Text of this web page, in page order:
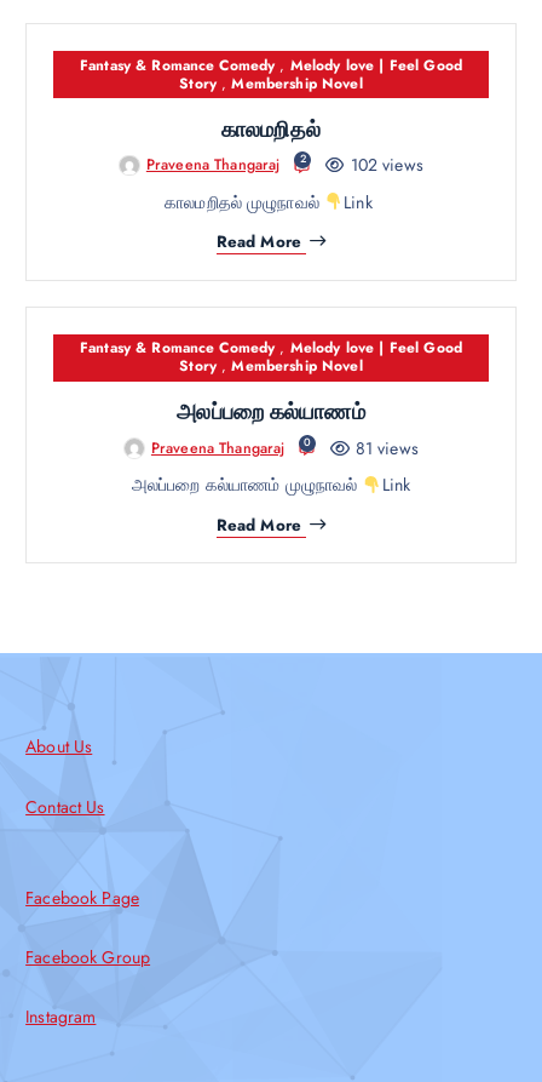
Fantasy & Romance Comedy, Melody love | Feel Good
Story,Membership Novel
காலமறிதல்
Praveena Thangaraj 2
102 views
காலமறிதல் முழுநாவல்
Link
Read More
Fantasy & Romance Comedy, Melody love | Feel Good
Story,Membership Novel
அலப்பறை கல்யாணம்
Praveena Thangaraj 0
81 views
அலப்பறை கல்யாணம் முழுநாவல்
Link
Read More
About Us
Contact Us
Facebook Page
Facebook Group
Instagram